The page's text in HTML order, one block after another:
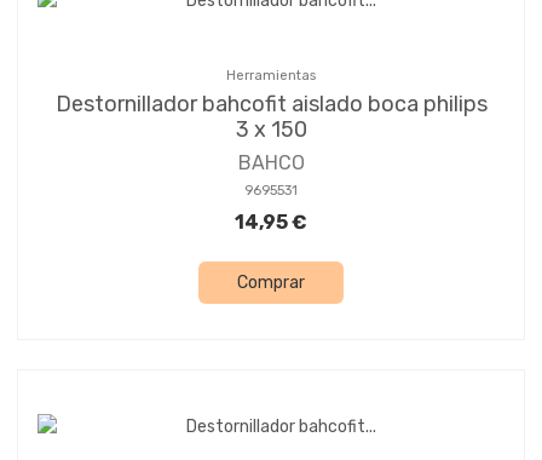
Herramientas
Destornillador bahcofit aislado boca philips
3 x 150
BAHCO
9695531
14,95 €
Comprar